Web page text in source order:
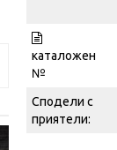
каталожен
№
Сподели с
приятели: